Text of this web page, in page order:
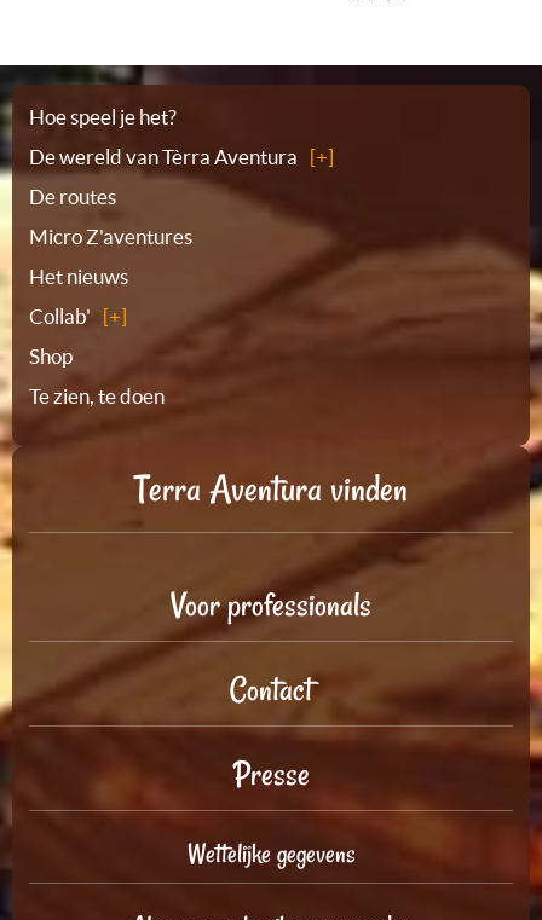
Plattegrond
Hoe speel je het?
De wereld van Tèrra Aventura
De routes
Micro Z'aventures
Het nieuws
Collab'
Shop
Te zien, te doen
Terra Aventura vinden
Voor professionals
Contact
Presse
Wettelijke gegevens